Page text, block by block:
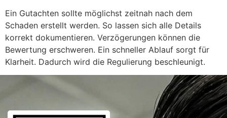
Ein Gutachten sollte möglichst zeitnah nach dem
Schaden erstellt werden. So lassen sich alle Details
korrekt dokumentieren. Verzögerungen können die
Bewertung erschweren. Ein schneller Ablauf sorgt für
Klarheit. Dadurch wird die Regulierung beschleunigt.